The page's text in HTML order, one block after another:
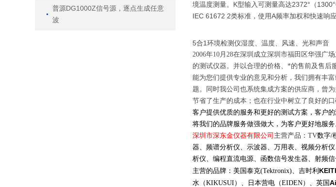
普源DG1000Z信号源，逐点生成任意
波
境温度测量。K型输入可测量高达2372°（
IEC 61672 2类标准，使用A频率加权和快速响
5合1环境检测仪湿度、温度、风速、光和声音
2006年10月 28在深圳成立深圳市福田区华强广
的测试仪器。并以合理的价格、*的售前及售后
能为您们提供专业的意见和分析，我们拥有丰
题。同时我公司也系统集成方案的供应商，曾
节省了生产的成本；也在行业中树立了良好的口
客户提供优质的服务和更好的测试方案，客户
将我们的品牌服务做强做大，为客户更好地服
深圳市深东金仪器有限公司 主营产品 ： TV数字/
器、频谱分析仪、示波器、 万用表、视频分析仪
析仪、 编程直流电源、函数信号发生器、射频
主营的品牌：美国泰克(Tektronix)、吉时利
水（KIKUSUI ）、日本营电（EIDEN）、英国